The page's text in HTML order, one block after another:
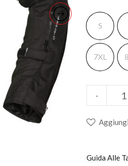
S
7XL
-
Guida Alle